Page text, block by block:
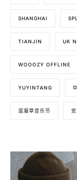
SHANGHAI
TIANJIN UK
WOOOZY OFFLINE
YUYINTANG
混凝草音乐节